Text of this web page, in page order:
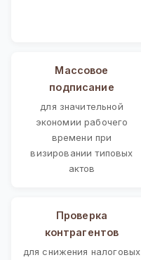
Массовое
подписание
для значительной
экономии рабочего
времени при
визировании типовых
актов
Проверка
контрагентов
для снижения налоговых